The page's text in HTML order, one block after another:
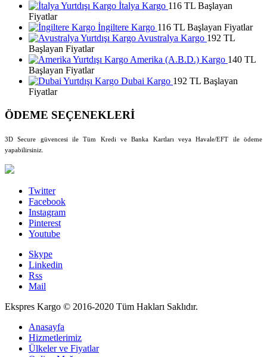
İtalya Kargo 116 TL Başlayan
Fiyatlar
İngiltere Kargo 116 TL Başlayan Fiyatlar
Avustralya Kargo 192 TL
Başlayan Fiyatlar
Amerika (A.B.D.) Kargo 140 TL
Başlayan Fiyatlar
Dubai Kargo 192 TL Başlayan
Fiyatlar
ÖDEME SEÇENEKLERİ
3D Secure güvencesi ile Tüm Kredi ve Banka Kartları veya Havale/EFT ile ödeme
yapabilirsiniz.
Twitter
Facebook
Instagram
Pinterest
Youtube
Skype
Linkedin
Rss
Mail
Ekspres Kargo © 2016-2020 Tüm Hakları Saklıdır.
Anasayfa
Hizmetlerimiz
Ülkeler ve Fiyatlar